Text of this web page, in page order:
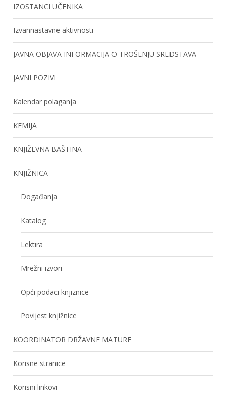
IZOSTANCI UČENIKA
Izvannastavne aktivnosti
JAVNA OBJAVA INFORMACIJA O TROŠENJU SREDSTAVA
JAVNI POZIVI
Kalendar polaganja
KEMIJA
KNJIŽEVNA BAŠTINA
KNJIŽNICA
Događanja
Katalog
Lektira
Mrežni izvori
Opći podaci knjiznice
Povijest knjižnice
KOORDINATOR DRŽAVNE MATURE
Korisne stranice
Korisni linkovi